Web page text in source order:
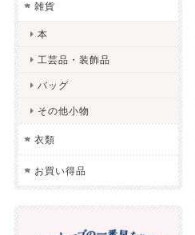
雑貨
本
工芸品・装飾品
バッグ
その他小物
衣類
お買い得品